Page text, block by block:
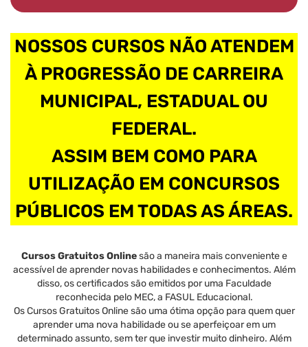
NOSSOS CURSOS NÃO ATENDEM
À PROGRESSÃO DE CARREIRA
MUNICIPAL, ESTADUAL OU
FEDERAL.
ASSIM BEM COMO PARA
UTILIZAÇÃO EM CONCURSOS
PÚBLICOS EM TODAS AS ÁREAS.
Cursos Gratuitos Onlinesão a maneira mais conveniente e
acessível de aprender novas habilidades e conhecimentos. Além
disso, os certificados são emitidos por uma Faculdade
reconhecida pelo MEC, a FASUL Educacional.
Os Cursos Gratuitos Online são uma ótima opção para quem quer
aprender uma nova habilidade ou se aperfeiçoar em um
determinado assunto, sem ter que investir muito dinheiro. Além